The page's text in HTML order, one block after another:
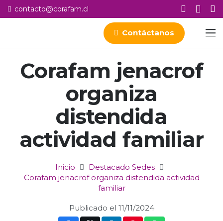
contacto@corafam.cl
Contáctanos
Corafam jenacrof
organiza
distendida
actividad familiar
Inicio
Destacado Sedes
Corafam jenacrof organiza distendida actividad
familiar
Publicado el 11/11/2024